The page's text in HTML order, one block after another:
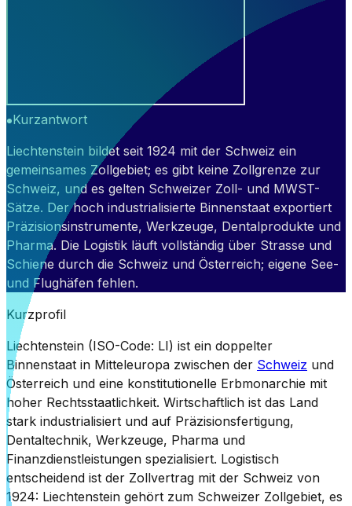
Kurzantwort
Liechtenstein bildet seit 1924 mit der Schweiz ein
gemeinsames Zollgebiet; es gibt keine Zollgrenze zur
Schweiz, und es gelten Schweizer Zoll- und MWST-
Sätze. Der hoch industrialisierte Binnenstaat exportiert
Präzisionsinstrumente, Werkzeuge, Dentalprodukte und
Pharma. Die Logistik läuft vollständig über Strasse und
Schiene durch die Schweiz und Österreich; eigene See-
und Flughäfen fehlen.
Kurzprofil
Liechtenstein (ISO-Code: LI) ist ein doppelter
Binnenstaat in Mitteleuropa zwischen der Schweiz und
Österreich und eine konstitutionelle Erbmonarchie mit
hoher Rechtsstaatlichkeit. Wirtschaftlich ist das Land
stark industrialisiert und auf Präzisionsfertigung,
Dentaltechnik, Werkzeuge, Pharma und
Finanzdienstleistungen spezialisiert. Logistisch
entscheidend ist der Zollvertrag mit der Schweiz von
1924: Liechtenstein gehört zum Schweizer Zollgebiet, es